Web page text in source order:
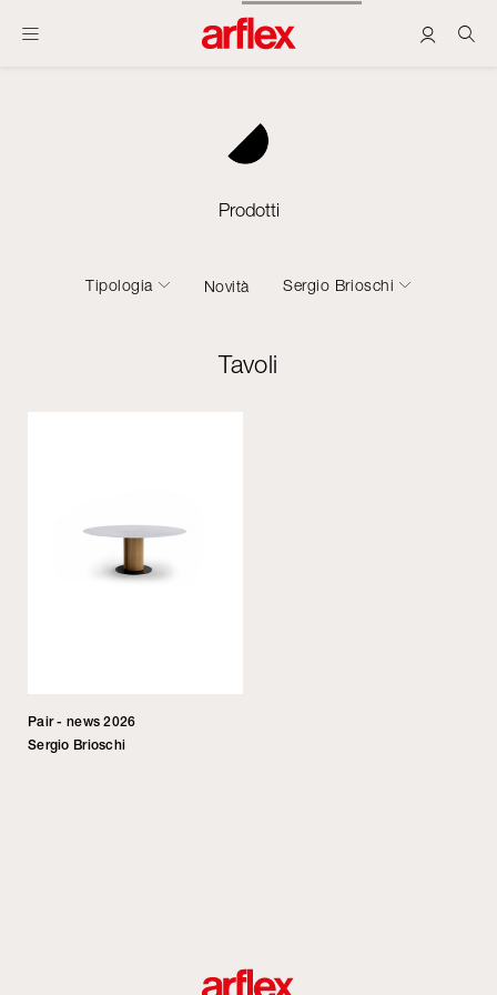
Prodotti
Tipologia Novità Sergio Brioschi
Tavoli
Pair - news 2026
Sergio Brioschi